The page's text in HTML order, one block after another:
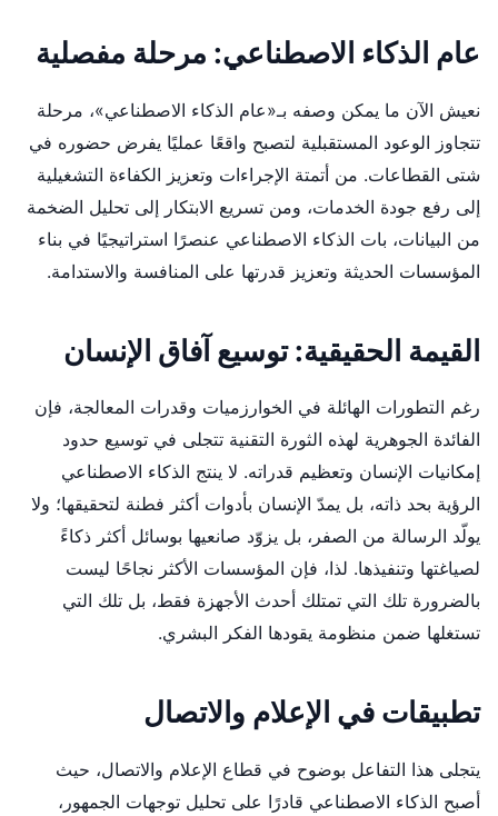
عام الذكاء الاصطناعي: مرحلة مفصلية
نعيش الآن ما يمكن وصفه بـ«عام الذكاء الاصطناعي»، مرحلة
تتجاوز الوعود المستقبلية لتصبح واقعًا عمليًا يفرض حضوره في
شتى القطاعات. من أتمتة الإجراءات وتعزيز الكفاءة التشغيلية
إلى رفع جودة الخدمات، ومن تسريع الابتكار إلى تحليل الضخمة
من البيانات، بات الذكاء الاصطناعي عنصرًا استراتيجيًا في بناء
المؤسسات الحديثة وتعزيز قدرتها على المنافسة والاستدامة.
القيمة الحقيقية: توسيع آفاق الإنسان
رغم التطورات الهائلة في الخوارزميات وقدرات المعالجة، فإن
الفائدة الجوهرية لهذه الثورة التقنية تتجلى في توسيع حدود
إمكانيات الإنسان وتعظيم قدراته. لا ينتج الذكاء الاصطناعي
الرؤية بحد ذاته، بل يمدّ الإنسان بأدوات أكثر فطنة لتحقيقها؛ ولا
يولّد الرسالة من الصفر، بل يزوّد صانعيها بوسائل أكثر ذكاءً
لصياغتها وتنفيذها. لذا، فإن المؤسسات الأكثر نجاحًا ليست
بالضرورة تلك التي تمتلك أحدث الأجهزة فقط، بل تلك التي
تستغلها ضمن منظومة يقودها الفكر البشري.
تطبيقات في الإعلام والاتصال
يتجلى هذا التفاعل بوضوح في قطاع الإعلام والاتصال، حيث
أصبح الذكاء الاصطناعي قادرًا على تحليل توجهات الجمهور،